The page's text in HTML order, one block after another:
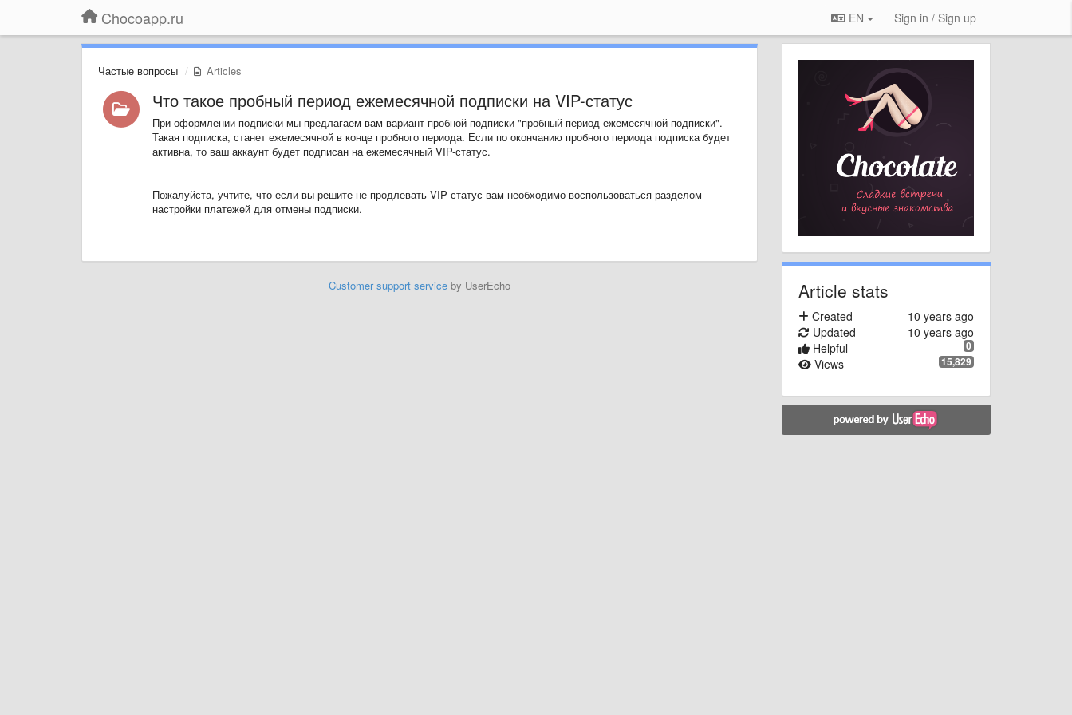
Chocoapp.ru EN Sign in / Sign up
Частые вопросы Articles
Что такое пробный период ежемесячной подписки на VIP-статус
При оформлении подписки мы предлагаем вам вариант пробной подписки "пробный период ежемесячной подписки".
Такая подписка, станет ежемесячной в конце пробного периода. Если по окончанию пробного периода подписка будет
активна, то ваш аккаунт будет подписан на ежемесячный VIP-статус.
Пожалуйста, учтите, что если вы решите не продлевать VIP статус вам необходимо воспользоваться разделом
настройки платежей для отмены подписки.
Customer support serviceby UserEcho Article stats
10 years ago
Created
10 years ago
Updated
0
Helpful
15,829
Views